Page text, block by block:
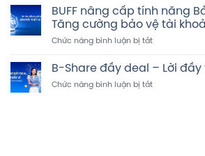
hời
đảm
là
gì?
Vì
nhiều
Đầu
tư
B-
Funding
lời
Hoàn
BUFF nâng cấp tính năng
Tăng cường bảo vệ tài
Chức năng bình luận bị tắtở
nâng
tính
B-Share đầy deal – Lời đầy
Chức năng bình luận bị tắtở